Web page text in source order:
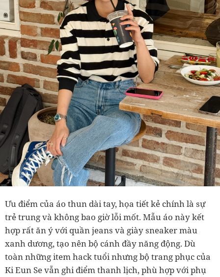
Ưu điểm của áo thun dài tay, họa tiết kẻ chính là sự
trẻ trung và không bao giờ lỗi mốt. Mẫu áo này kết
hợp rất ăn ý với quần jeans và giày sneaker màu
xanh dương, tạo nên bộ cánh đầy năng động. Dù
toàn những item hack tuổi nhưng bộ trang phục của
Ki Eun Se vẫn ghi điểm thanh lịch, phù hợp với phụ